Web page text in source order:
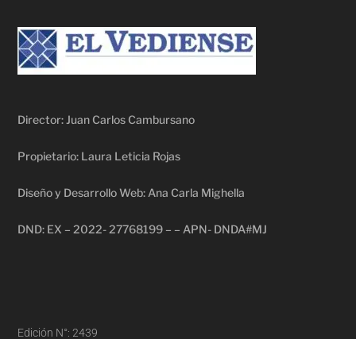
Director: Juan Carlos Cambursano
Propietario: Laura Leticia Rojas
Diseño y Desarrollo Web: Ana Carla Mighella
DND: EX – 2022- 27768199 – – APN- DNDA#MJ
Edición N°: 2439